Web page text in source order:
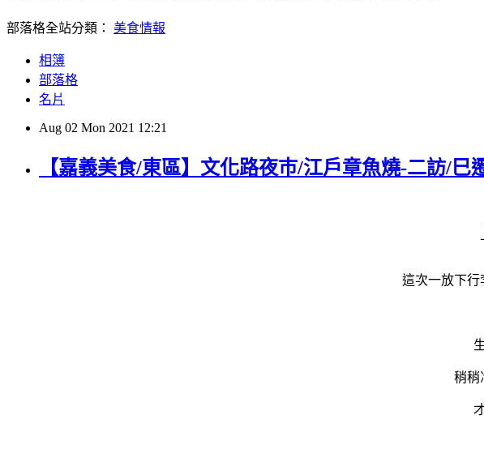
部落格全站分類： 美食情報
相簿
部落格
名片
Aug 02 Mon 2021 12:21
【嘉義美食/東區】文化路夜巿/江戶章魚燒-二訪/巳
這次一放下行
稍稍